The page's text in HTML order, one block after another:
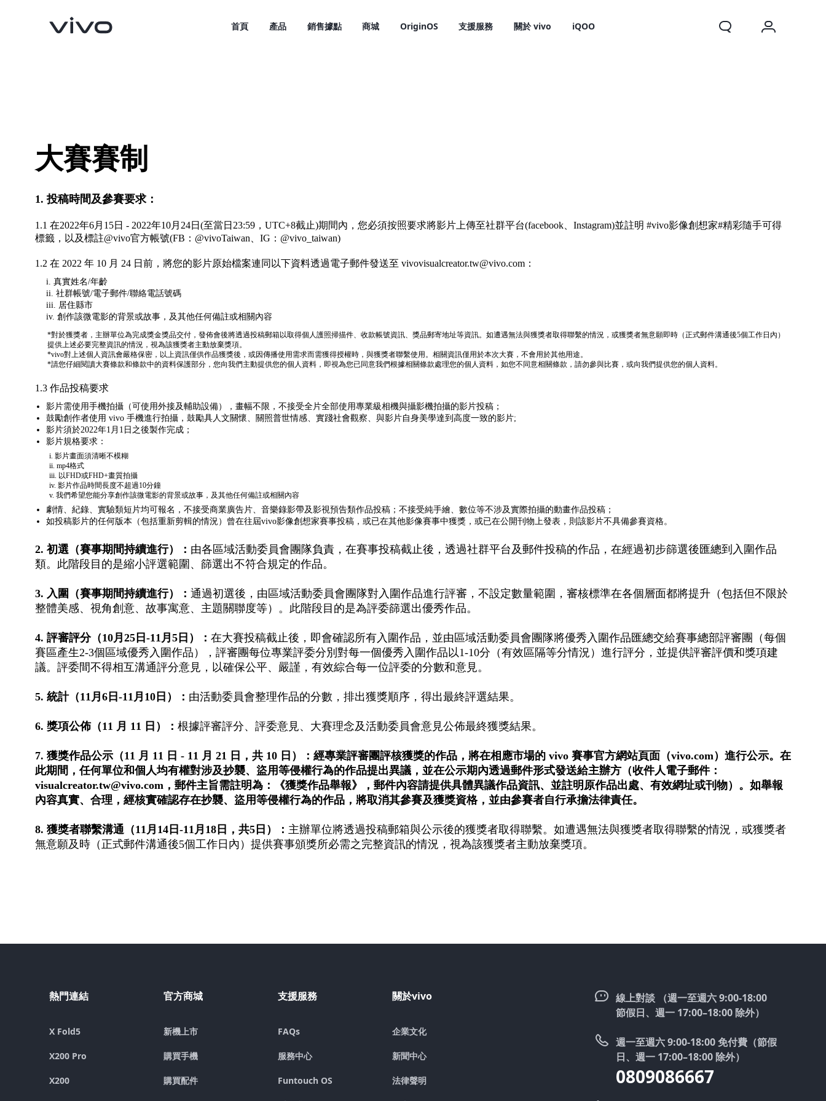
首頁 產品 銷售據點 商城 OriginOS 支援服務 關於 vivo iQOO
V70 新品
大賽賽制
1. 投稿時間及參賽要求：
1.1 在2022年6月15日 - 2022年10月24日(至當日23:59，UTC+8截止)期間內，您必須按照要求將影片上傳至社群平台(facebook、Instagram)並註明 #vivo影像創想家#精彩隨手可得
標籤，以及標註@vivo官方帳號(FB：@vivoTaiwan、IG：@vivo_taiwan)
1.2 在 2022 年 10 月 24 日前，將您的影片原始檔案連同以下資料透過電子郵件發送至 vivovisualcreator.tw@vivo.com：
真實姓名/年齡
社群帳號/電子郵件/聯絡電話號碼
居住縣市
創作該微電影的背景或故事，及其他任何備註或相關內容
*對於獲獎者，主辦單位為完成獎金獎品交付，發佈會後將透過投稿郵箱以取得個人護照掃描件、收款帳號資訊、獎品郵寄地址等資訊。如遭遇無法與獲獎者取得聯繫的情況，或獲獎者無意願即時（正式郵件溝通後5個工作日內）
提供上述必要完整資訊的情況，視為該獲獎者主動放棄獎項。
*vivo對上述個人資訊會嚴格保密，以上資訊僅供作品獲獎後，或因傳播使用需求而需獲得授權時，與獲獎者聯繫使用。相關資訊僅用於本次大賽，不會用於其他用途。
*請您仔細閱讀大賽條款和條款中的資料保護部分，您向我們主動提供您的個人資料，即視為您已同意我們根據相關條款處理您的個人資料，如您不同意相關條款，請勿參與比賽，或向我們提供您的個人資料。
1.3 作品投稿要求
影片需使用手機拍攝（可使用外接及輔助設備），畫幅不限，不接受全片全部使用專業級相機與攝影機拍攝的影片投稿；
鼓勵創作者使用 vivo 手機進行拍攝，鼓勵具人文關懷、關照普世情感、實踐社會觀察、與影片自身美學達到高度一致的影片;
影片須於2022年1月1日之後製作完成；
影片規格要求：
影片畫面須清晰不模糊
mp4格式
以FHD或FHD+畫質拍攝
影片作品時間長度不超過10分鐘
我們希望您能分享創作該微電影的背景或故事，及其他任何備註或相關內容
劇情、紀錄、實驗類短片均可報名，不接受商業廣告片、音樂錄影帶及影視預告類作品投稿；不接受純手繪、數位等不涉及實際拍攝的動畫作品投稿；
如投稿影片的任何版本（包括重新剪輯的情況）曾在往屆vivo影像創想家賽事投稿，或已在其他影像賽事中獲獎，或已在公開刊物上發表，則該影片不具備參賽資格。
2. 初選（賽事期間持續進行）： 由各區域活動委員會團隊負責，在賽事投稿截止後，透過社群平台及郵件投稿的作品，在經過初步篩選後匯總到入圍作品
類。此階段目的是縮小評選範圍、篩選出不符合規定的作品。
3. 入圍（賽事期間持續進行）： 通過初選後，由區域活動委員會團隊對入圍作品進行評審，不設定數量範圍，審核標準在各個層面都將提升（包括但不限於
整體美感、視角創意、故事寓意、主題關聯度等）。此階段目的是為評委篩選出優秀作品。
4. 評審評分（10月25日-11月5日）： 在大賽投稿截止後，即會確認所有入圍作品，並由區域活動委員會團隊將優秀入圍作品匯總交給賽事總部評審團（每個
賽區產生2-3個區域優秀入圍作品），評審團每位專業評委分別對每一個優秀入圍作品以1-10分（有效區隔等分情況）進行評分，並提供評審評價和獎項建
議。評委間不得相互溝通評分意見，以確保公平、嚴謹，有效綜合每一位評委的分數和意見。
5. 統計（11月6日-11月10日）： 由活動委員會整理作品的分數，排出獲獎順序，得出最終評選結果。
6. 獎項公佈（11 月 11 日）： 根據評審評分、評委意見、大賽理念及活動委員會意見公佈最終獲獎結果。
7. 獲獎作品公示（11 月 11 日 - 11 月 21 日，共 10 日）：經專業評審團評核獲獎的作品，將在相應市場的 vivo 賽事官方網站頁面（vivo.com）進行公示。在
此期間，任何單位和個人均有權對涉及抄襲、盜用等侵權行為的作品提出異議，並在公示期內透過郵件形式發送給主辦方（收件人電子郵件：
visualcreator.tw@vivo.com，郵件主旨需註明為：《獲獎作品舉報》，郵件內容請提供具體異議作品資訊、並註明原作品出處、有效網址或刊物）。如舉報
內容真實、合理，經核實確認存在抄襲、盜用等侵權行為的作品，將取消其參賽及獲獎資格，並由參賽者自行承擔法律責任。
8. 獲獎者聯繫溝通（11月14日-11月18日，共5日）： 主辦單位將透過投稿郵箱與公示後的獲獎者取得聯繫。如遭遇無法與獲獎者取得聯繫的情況，或獲獎者
無意願及時（正式郵件溝通後5個工作日內）提供賽事頒獎所必需之完整資訊的情況，視為該獲獎者主動放棄獎項。
熱門連結
X Fold5
X200 Pro
X200
官方商城
新機上市
購買手機
購買配件
支援服務
FAQs
服務中心
Funtouch OS
關於vivo
企業文化
新聞中心
法律聲明
線上對談 （週一至週六 9:00-18:00
節假日、週一 17:00–18:00 除外）
週一至週六 9:00-18:00 免付費（節假
日、週一 17:00–18:00 除外）
0809086667